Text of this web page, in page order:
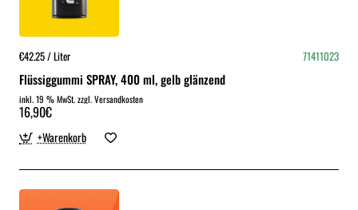
€42.25 / Liter 71411023
Flüssiggummi SPRAY, 400 ml, gelb glänzend
inkl. 19 % MwSt. zzgl. Versandkosten
16,90€
+Warenkorb